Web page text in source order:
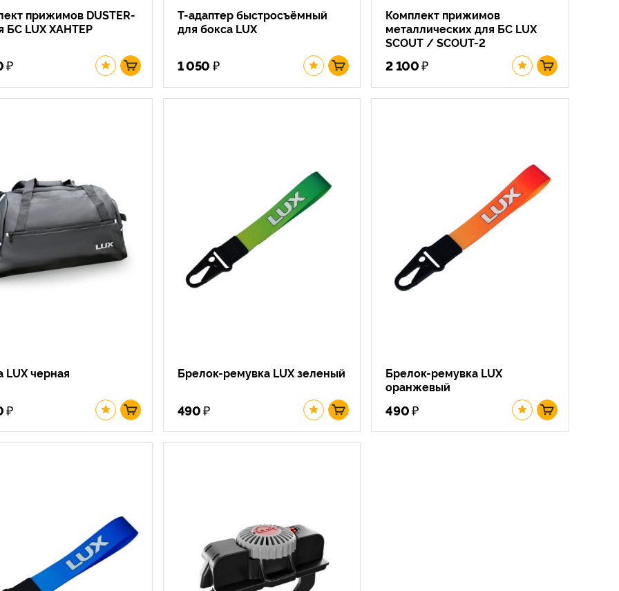
прижимов DUSTER-
БС LUX ХАНТЕР
₽
Т-адаптер быстросъёмный
для бокса LUX
1 050 ₽
Комплект прижимов
металлических для БС LUX
SCOUT / SCOUT-2
2 100₽
LUX черная
₽
Брелок-ремувка LUX зеленый
490₽
Брелок-ремувка LUX
оранжевый
490₽